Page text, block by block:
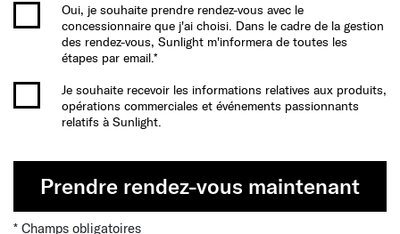
Oui, je souhaite prendre rendez-vous avec le
concessionnaire que j'ai choisi. Dans le cadre de la gestion
des rendez-vous, Sunlight m'informera de toutes les
étapes par email.*
Je souhaite recevoir les informations relatives aux produits,
opérations commerciales et événements passionnants
relatifs à Sunlight.
Prendre rendez-vous maintenant
* Champs obligatoires